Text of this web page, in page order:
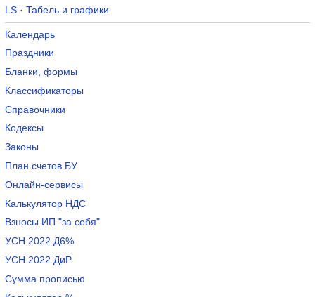
LS · Табель и графики
Календарь
Праздники
Бланки, формы
Классификаторы
Справочники
Кодексы
Законы
План счетов БУ
Онлайн-сервисы
Калькулятор НДС
Взносы ИП "за себя"
УСН 2022 Д6%
УСН 2022 ДиР
Сумма прописью